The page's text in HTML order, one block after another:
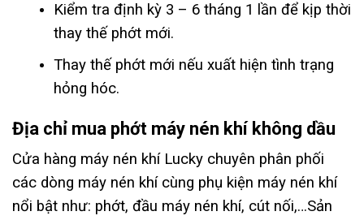
Kiểm tra định kỳ 3 – 6 tháng 1 lần để kịp thời
thay thế phớt mới.
Thay thế phớt mới nếu xuất hiện tình trạng
hỏng hóc.
Địa chỉ mua phớt máy nén khí không dầu
Cửa hàng máy nén khí Lucky chuyên phân phối
các dòng máy nén khí cùng phụ kiện máy nén khí
nổi bật như: phớt, đầu máy nén khí, cút nối,…Sản